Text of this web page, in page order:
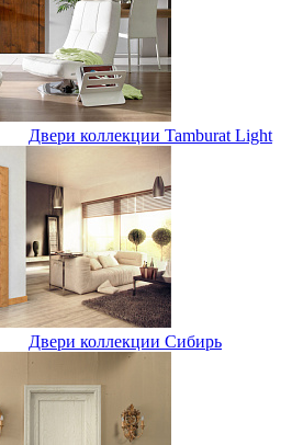
Двери коллекции Tamburat Light
Двери коллекции Сибирь